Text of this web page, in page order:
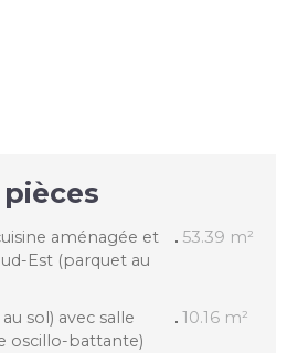
aménagée et
Est (parquet au
53.39 m²
sol) avec salle
oscillo-battante)
10.16 m²